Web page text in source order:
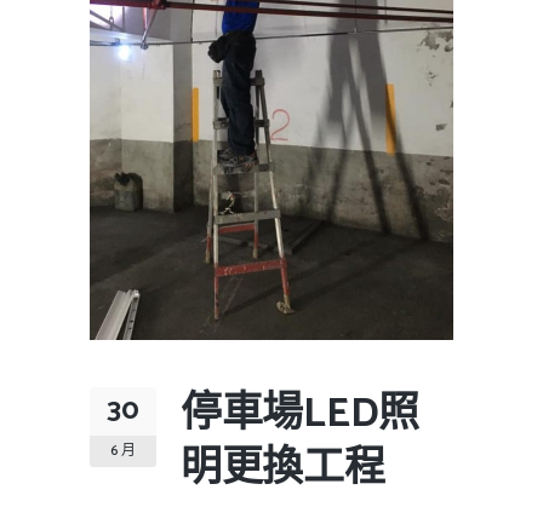
30
6 月
停車場LED照
明更換工程